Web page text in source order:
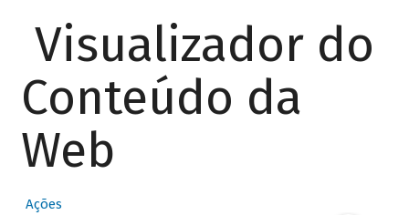
Visualizador do
Conteúdo da
Web
Ações